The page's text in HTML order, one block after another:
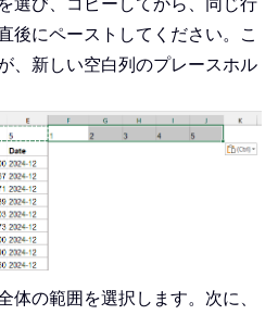
後にペーストしてください。こ
、新しい空白列のプレースホル
体の範囲を選択します。次に、